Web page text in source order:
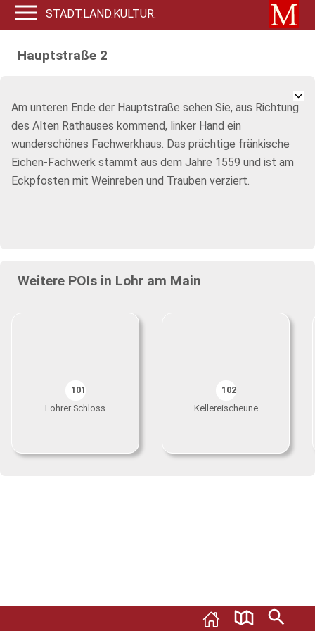
STADT.LAND.KULTUR.
Hauptstraße 2
Am unteren Ende der Hauptstraße sehen Sie, aus Richtung
des Alten Rathauses kommend, linker Hand ein
wunderschönes Fachwerkhaus. Das prächtige fränkische
Eichen-Fachwerk stammt aus dem Jahre 1559 und ist am
Eckpfosten mit Weinreben und Trauben verziert.
Weitere POIs in Lohr am Main
101
Lohrer Schloss
102
Kellereischeune